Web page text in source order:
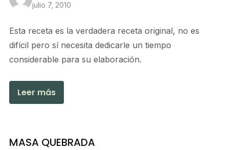
julio 7, 2010
Esta receta es la verdadera receta original, no es
difícil pero sí necesita dedicarle un tiempo
considerable para su elaboración.
Leer más
MASA QUEBRADA